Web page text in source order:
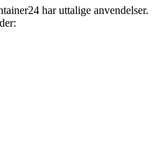
har uttalige anvendelser.